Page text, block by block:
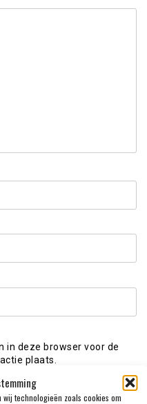
technologieën zoals cookies om
in deze browser voor de
plaats.